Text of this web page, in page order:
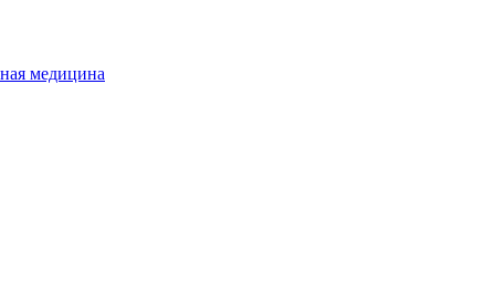
медицина